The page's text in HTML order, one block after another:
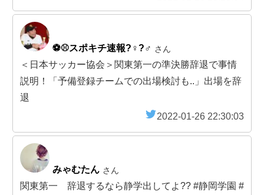
⚽️⚾️スポキチ速報?‍♀️?‍♂️ さん
＜日本サッカー協会＞関東第一の準決勝辞退で事情
説明！「予備登録チームでの出場検討も..」出場を辞
退
2022-01-26 22:30:03
みゃむたん さん
関東第一 辞退するなら静学出してよ?? #静岡学園 #